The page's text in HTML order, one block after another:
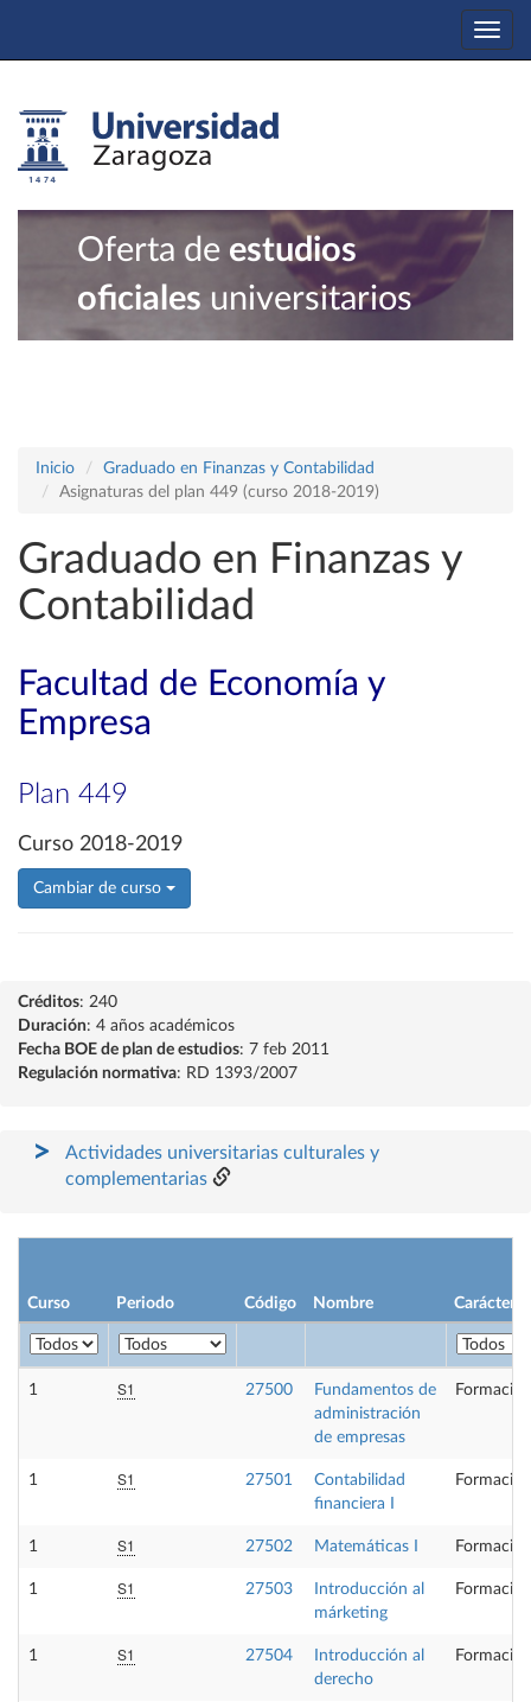
Oferta de estudios
oficiales universitarios
Inicio
Graduado en Finanzas y Contabilidad
Asignaturas del plan 449 (curso 2018-2019)
Graduado en Finanzas y
Contabilidad
Facultad de Economía y
Empresa
Plan 449
Curso 2018-2019
Cambiar de curso
Créditos: 240
Duración: 4 años académicos
Fecha BOE de plan de estudios: 7 feb 2011
Regulación normativa: RD 1393/2007
Actividades universitarias culturales y
complementarias
Curso Periodo Código Nombre Carácter
1 S1 27500
Fundamentos de
administración
de empresas
1 S1 27501
Contabilidad
financiera I
1 S1 27502 Matemáticas I
1 S1 27503
Introducción al
márketing
1 S1 27504
Introducción al
derecho